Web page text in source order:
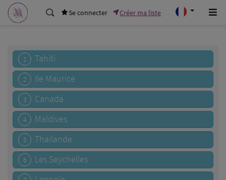
Se connecter Créer ma liste
1 Tahiti
2 Ile Maurice
3 Canada
4 Maldives
5 Thaïlande
6 Les Seychelles